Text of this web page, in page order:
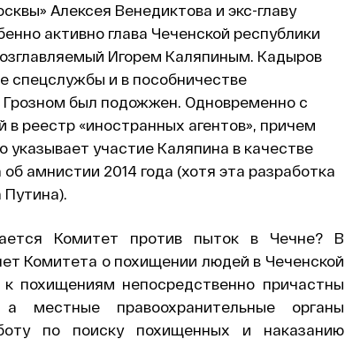
Алексея Венедиктова и экс-главу
активно глава Чеченской республики
Игорем Каляпиным. Кадыров
спецслужбы и в пособничестве
был подожжен. Одновременно с
реестр «иностранных агентов», причем
указывает участие Каляпина в качестве
амнистии 2014 года (хотя эта разработка
Путина).
Комитет против пыток в Чечне? В
Комитета о похищении людей в Чеченской
к похищениям непосредственно причастны
местные правоохранительные органы
по поиску похищенных и наказанию